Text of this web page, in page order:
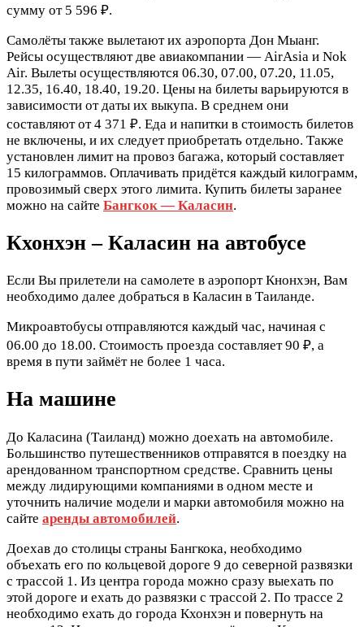
сумму от 5 596 ₽.
Самолёты также вылетают их аэропорта Дон Мыанг.
Рейсы осуществляют две авиакомпании — AirAsia и Nok
Air. Вылеты осуществляются 06.30, 07.00, 07.20, 11.05,
12.35, 16.40, 18.40, 19.20. Цены на билеты варьируются в
зависимости от даты их выкупа. В среднем они
составляют от 4 371 ₽. Еда и напитки в стоимость билетов
не включены, и их следует приобретать отдельно. Также
установлен лимит на провоз багажа, который составляет
15 килограммов. Оплачивать придётся каждый килограмм,
провозимый сверх этого лимита. Купить билеты заранее
можно на сайте Бангкок — Каласин.
Кхонхэн – Каласин на автобусе
Если Вы прилетели на самолете в аэропорт Кнонхэн, Вам
необходимо далее добраться в Каласин в Таиланде.
Микроавтобусы отправляются каждый час, начиная с
06.00 до 18.00. Стоимость проезда составляет 90 ₽, а
время в пути займёт не более 1 часа.
На машине
До Каласина (Таиланд) можно доехать на автомобиле.
Большинство путешественников отправятся в поездку на
арендованном транспортном средстве. Сравнить цены
между лидирующими компаниями в одном месте и
уточнить наличие модели и марки автомобиля можно на
сайте аренды автомобилей.
Доехав до столицы страны Бангкока, необходимо
объехать его по кольцевой дороге 9 до северной развязки
с трассой 1. Из центра города можно сразу выехать по
этой дороге и ехать до развязки с трассой 2. По трассе 2
необходимо ехать до города Кхонхэн и повернуть на